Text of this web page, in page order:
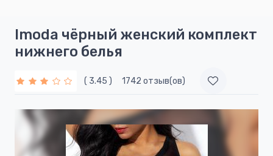
Imoda чёрный женский комплект
нижнего белья
( 3.45 ) 1742 отзыв(ов)